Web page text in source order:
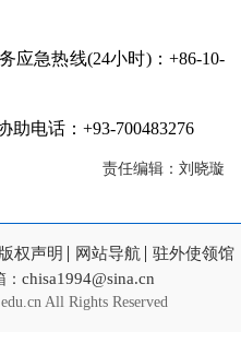
急热线(24小时)：+86-10-
电话：+93-700483276
责任编辑：刘晓璇
版权声明 网站导航 驻外使领馆
chisa1994@sina.cn
All Rights Reserved